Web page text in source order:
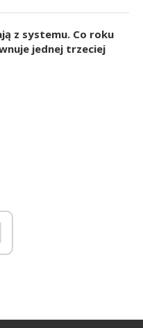
z systemu. Co roku
jednej trzeciej